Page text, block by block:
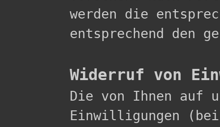
werden die
entsprechend den
Widerruf von
Die von Ihnen auf
Einwilligungen